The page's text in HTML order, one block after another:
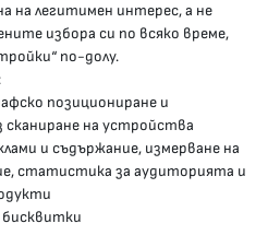
на легитимен интерес, а не
избора си по всяко време,
по-долу.
позициониране и
сканиране на устройства
и съдържание, измерване на
статистика за аудиторията и